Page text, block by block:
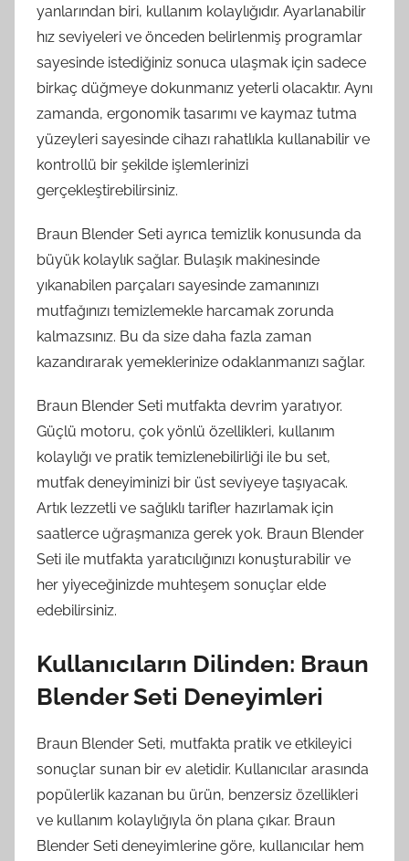
yanlarından biri, kullanım kolaylığıdır. Ayarlanabilir
hız seviyeleri ve önceden belirlenmiş programlar
sayesinde istediğiniz sonuca ulaşmak için sadece
birkaç düğmeye dokunmanız yeterli olacaktır. Aynı
zamanda, ergonomik tasarımı ve kaymaz tutma
yüzeyleri sayesinde cihazı rahatlıkla kullanabilir ve
kontrollü bir şekilde işlemlerinizi
gerçekleştirebilirsiniz.
Braun Blender Seti ayrıca temizlik konusunda da
büyük kolaylık sağlar. Bulaşık makinesinde
yıkanabilen parçaları sayesinde zamanınızı
mutfağınızı temizlemekle harcamak zorunda
kalmazsınız. Bu da size daha fazla zaman
kazandırarak yemeklerinize odaklanmanızı sağlar.
Braun Blender Seti mutfakta devrim yaratıyor.
Güçlü motoru, çok yönlü özellikleri, kullanım
kolaylığı ve pratik temizlenebilirliği ile bu set,
mutfak deneyiminizi bir üst seviyeye taşıyacak.
Artık lezzetli ve sağlıklı tarifler hazırlamak için
saatlerce uğraşmanıza gerek yok. Braun Blender
Seti ile mutfakta yaratıcılığınızı konuşturabilir ve
her yiyeceğinizde muhteşem sonuçlar elde
edebilirsiniz.
Kullanıcıların Dilinden: Braun
Blender Seti Deneyimleri
Braun Blender Seti, mutfakta pratik ve etkileyici
sonuçlar sunan bir ev aletidir. Kullanıcılar arasında
popülerlik kazanan bu ürün, benzersiz özellikleri
ve kullanım kolaylığıyla ön plana çıkar. Braun
Blender Seti deneyimlerine göre, kullanıcılar hem